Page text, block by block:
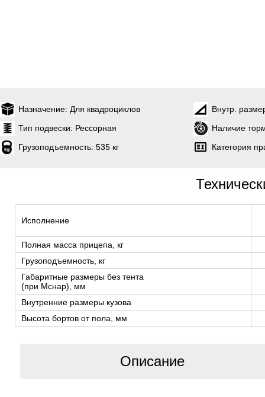
Назначение: Для квадроциклов
Внутр.
Тип подвески: Рессорная
Наличие
Грузоподъемность: 535 кг Категория
Исполнение
Полная масса прицепа, кг
Грузоподъемность, кг
Габаритные размеры без тента
(при Мснар), мм
Внутренние размеры кузова
Высота бортов от пола, мм
Описание